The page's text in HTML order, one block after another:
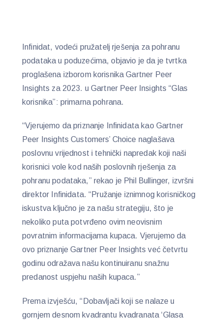
Infinidat, vodeći pružatelj rješenja za pohranu
podataka u poduzećima, objavio je da je tvrtka
proglašena izborom korisnika Gartner Peer
Insights za 2023. u Gartner Peer Insights “Glas
korisnika”: primarna pohrana.
“Vjerujemo da priznanje Infinidata kao Gartner
Peer Insights Customers’ Choice naglašava
poslovnu vrijednost i tehnički napredak koji naši
korisnici vole kod naših poslovnih rješenja za
pohranu podataka,” rekao je Phil Bullinger, izvršni
direktor Infinidata. “Pružanje iznimnog korisničkog
iskustva ključno je za našu strategiju, što je
nekoliko puta potvrđeno ovim neovisnim
povratnim informacijama kupaca. Vjerujemo da
ovo priznanje Gartner Peer Insights već četvrtu
godinu odražava našu kontinuiranu snažnu
predanost uspjehu naših kupaca.”
Prema izvješću, “Dobavljači koji se nalaze u
gornjem desnom kvadrantu kvadranata ‘Glasa